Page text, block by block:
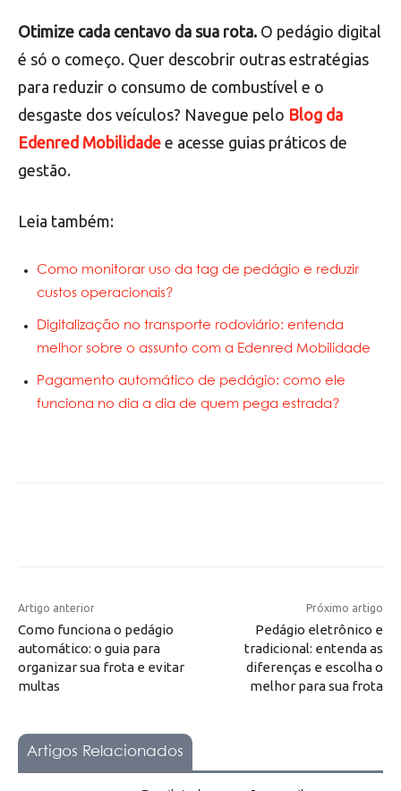
Otimize cada centavo da sua rota. O pedágio digital
é só o começo. Quer descobrir outras estratégias
para reduzir o consumo de combustível e o
desgaste dos veículos? Navegue pelo Blog da
Edenred Mobilidade e acesse guias práticos de
gestão.
Leia também:
Como monitorar uso da tag de pedágio e reduzir
custos operacionais?
Digitalização no transporte rodoviário: entenda
melhor sobre o assunto com a Edenred Mobilidade
Pagamento automático de pedágio: como ele
funciona no dia a dia de quem pega estrada?
Artigo anterior
Como funciona o pedágio
automático: o guia para
organizar sua frota e evitar
multas
Próximo artigo
Pedágio eletrônico e
tradicional: entenda as
diferenças e escolha o
melhor para sua frota
Artigos Relacionados